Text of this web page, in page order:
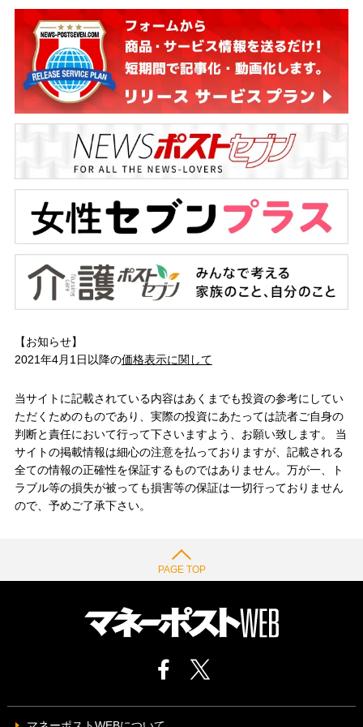
【お知らせ】
2021年4月1日以降の価格表示に関して
当サイトに記載されている内容はあくまでも投資の参考にしてい
ただくためのものであり、実際の投資にあたっては読者ご自身の
判断と責任において行って下さいますよう、お願い致します。 当
サイトの掲載情報は細心の注意を払っておりますが、記載される
全ての情報の正確性を保証するものではありません。万が一、ト
ラブル等の損失が被っても損害等の保証は一切行っておりません
ので、予めご了承下さい。
PAGE TOP